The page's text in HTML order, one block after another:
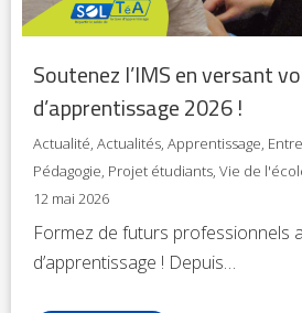
Soutenez l’IMS en versant
d’apprentissage 2026 !
Actualité Actualités Apprentissage
Pédagogie Projet étudiants Vie de
12 mai 2026
Formez de futurs professionnels
d’apprentissage ! Depuis…